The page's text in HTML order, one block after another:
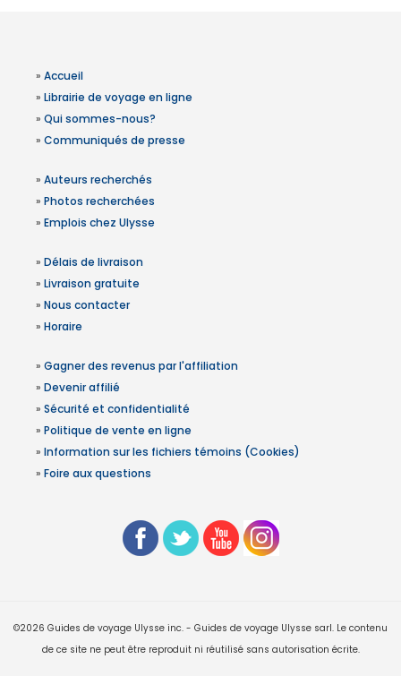
» Accueil
» Librairie de voyage en ligne
» Qui sommes-nous?
» Communiqués de presse
» Auteurs recherchés
» Photos recherchées
» Emplois chez Ulysse
» Délais de livraison
» Livraison gratuite
» Nous contacter
» Horaire
» Gagner des revenus par l'affiliation
» Devenir affilié
» Sécurité et confidentialité
» Politique de vente en ligne
» Information sur les fichiers témoins (Cookies)
» Foire aux questions
©2026 Guides de voyage Ulysse inc. - Guides de voyage Ulysse sarl. Le contenu
de ce site ne peut être reproduit ni réutilisé sans autorisation écrite.